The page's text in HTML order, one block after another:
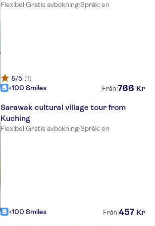
Flexibel·Gratis avbokning·Språk: en
5/5 (1)
+100 Smiles
Från:766 Kr
Sarawak cultural village tour from
Kuching
Flexibel·Gratis avbokning·Språk: en
+100 Smiles Från:457 Kr